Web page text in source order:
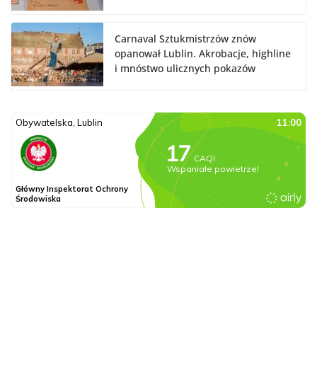
Carnaval Sztukmistrzów znów
opanował Lublin. Akrobacje, highline
i mnóstwo ulicznych pokazów